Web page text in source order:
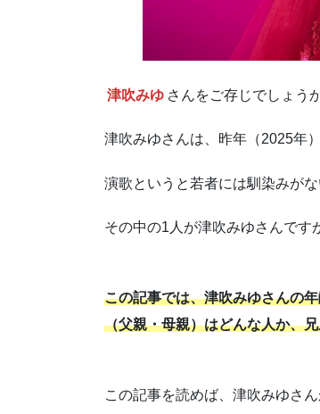
津吹みゆ さんをご存じでしょうか
津吹みゆさんは、昨年（2025年
演歌というと若者には馴染みが
その中の1人が津吹みゆさんです
この記事では、津吹みゆさんの
（父親・母親）はどんな人か、
この記事を読めば、津吹みゆさ